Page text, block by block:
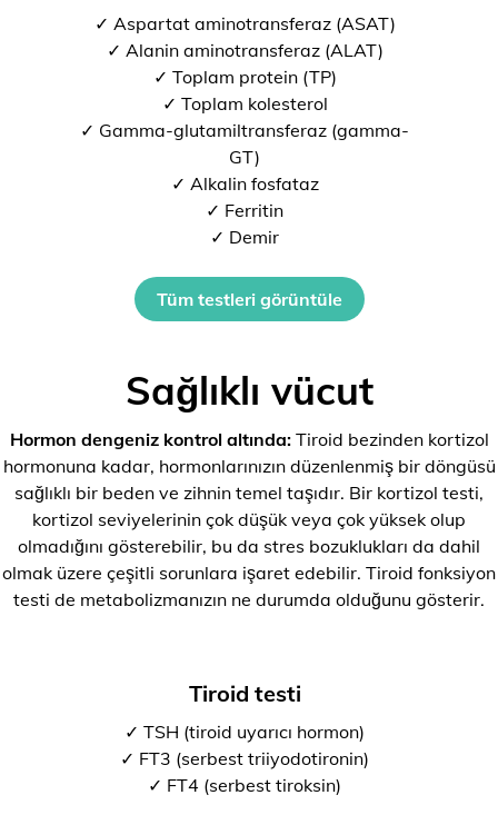
✓ Aspartat aminotransferaz (ASAT)
✓ Alanin aminotransferaz (ALAT)
✓ Toplam protein (TP)
✓ Toplam kolesterol
✓ Gamma-glutamiltransferaz (gamma-
GT)
✓ Alkalin fosfataz
✓ Ferritin
✓ Demir
Tüm testleri görüntüle
Sağlıklı vücut
Hormon dengeniz kontrol altında:Tiroid bezinden kortizol
hormonuna kadar, hormonlarınızın düzenlenmiş bir döngüsü
sağlıklı bir beden ve zihnin temel taşıdır. Bir kortizol testi,
kortizol seviyelerinin çok düşük veya çok yüksek olup
olmadığını gösterebilir, bu da stres bozuklukları da dahil
olmak üzere çeşitli sorunlara işaret edebilir. Tiroid fonksiyon
testi de metabolizmanızın ne durumda olduğunu gösterir.
Tiroid testi
✓ TSH (tiroid uyarıcı hormon)
✓ FT3 (serbest triiyodotironin)
✓ FT4 (serbest tiroksin)